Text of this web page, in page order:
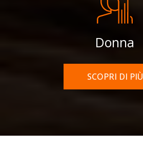
Donna
SCOPRI DI PIÙ